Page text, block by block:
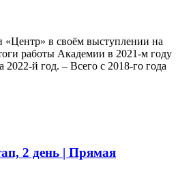
«Центр» в своём выступлении на
работы Академии в 2021-м году
2022-й год. – Всего с 2018-го года
2 день | Прямая